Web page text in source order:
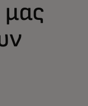
μας